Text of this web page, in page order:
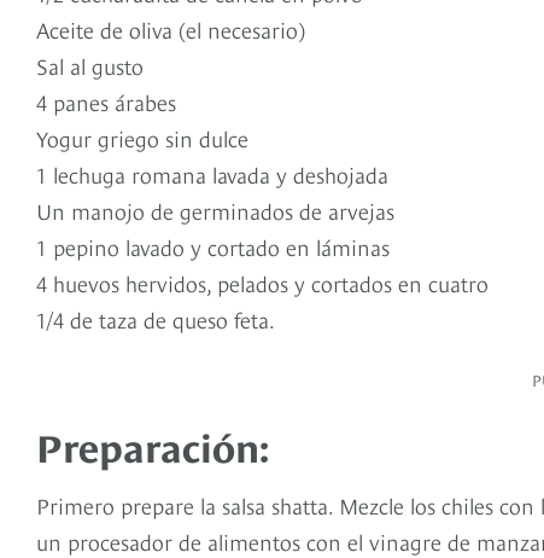
Aceite de oliva (el necesario)
Sal al gusto
4 panes árabes
Yogur griego sin dulce
1 lechuga romana lavada y deshojada
Un manojo de germinados de arvejas
1 pepino lavado y cortado en láminas
4 huevos hervidos, pelados y cortados en cuatro
1/4 de taza de queso feta.
Preparación:
Primero prepare la salsa shatta. Mezcle los chiles
un procesador de alimentos con el vinagre de